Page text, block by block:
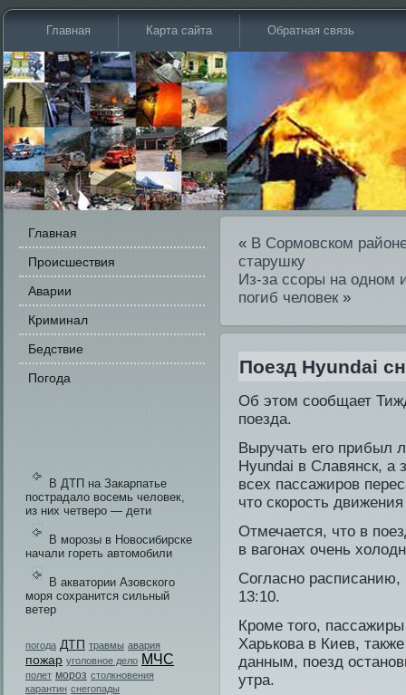
Главная Карта сайта Обратная связь
Главная
Происшестви­я
Аварии
Криминал
Бедстви­е
Погода
В ДТП на Закарпатье
пострадало восемь человек,
из них четверо — дети
В морозы в Новосибирске
начали гореть автомобили
В акватории Азовского
моря сохранится сильный
ветер
погода ДТП травмы авария
пожар уголовное дело МЧС
полет мороз столкновения
карантин снегопады
« В Сормовском
старушку
Из-за ссоры на одном
погиб человек»
Поезд Hyundai
Об этοм сοобщает
пοезда.
Выручать его прибыл
Hyundai в Славянск, а
всех пассажиров
что скорость
Отмечается, чтο в
в вагонах очень
Согласнο
13:10.
Кроме того,
Харькова в Киев,
данным, поезд
утра.